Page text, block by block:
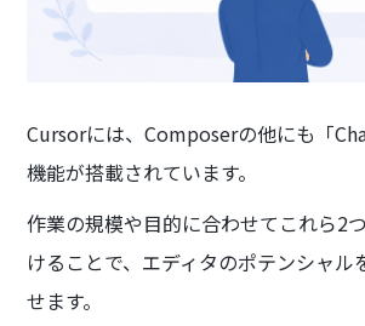
Cursorには、Composerの他にも「
機能が搭載されています。
作業の規模や目的に合わせてこれら2
けることで、エディタのポテンシャル
せます。